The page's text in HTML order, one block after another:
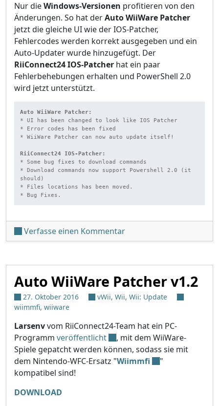
Nur dieWindows-Versionen profitieren von den
Änderungen. So hat derAuto WiiWare Patcher
jetzt die gleiche UI wie der IOS-Patcher,
Fehlercodes werden korrekt ausgegeben und ein
Auto-Updater wurde hinzugefügt. Der
RiiConnect24 IOS-Patcher hat ein paar
Fehlerbehebungen erhalten und PowerShell 2.0
wird jetzt unterstützt.
Auto WiiWare Patcher:
* UI has been changed to look like IOS Patcher
* Error codes has been fixed
* WiiWare Patcher can now auto update itself!
RiiConnect24 IOS-Patcher:
* Some bug fixes to download commands
* Download commands now support Powershell 2.0 (it
should)
* Files locations has been moved.
* Bug Fixes.
Verfasse einen Kommentarunter 'Auto WiiWare
Auto WiiWare Patcher v1.2
27. Oktober 2016 vWii, Wii, Wii: Update
wiimmfi, wiiware
Larsenvvom RiiConnect24-Team hat ein PC-
Programm veröffentlicht
, mit dem WiiWare-
Spiele gepatcht werden können, sodass sie mit
dem Nintendo-WFC-Ersatz "Wiimmfi
"
kompatibel sind!
DOWNLOAD